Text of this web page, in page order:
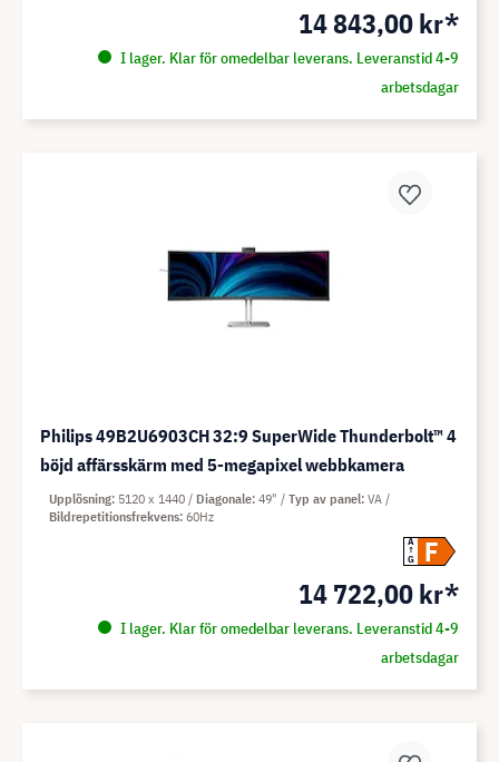
14 843,00 kr*
I lager. Klar för omedelbar leverans. Leveranstid 4-9
arbetsdagar
Philips 49B2U6903CH 32:9 SuperWide Thunderbolt™ 4
böjd affärsskärm med 5-megapixel webbkamera
A
G
F
14 722,00 kr*
I lager. Klar för omedelbar leverans. Leveranstid 4-9
arbetsdagar
Upplösning 5120 x 1440 Diagonale 49" Typ av panel VA
Bildrepetitionsfrekvens 60Hz